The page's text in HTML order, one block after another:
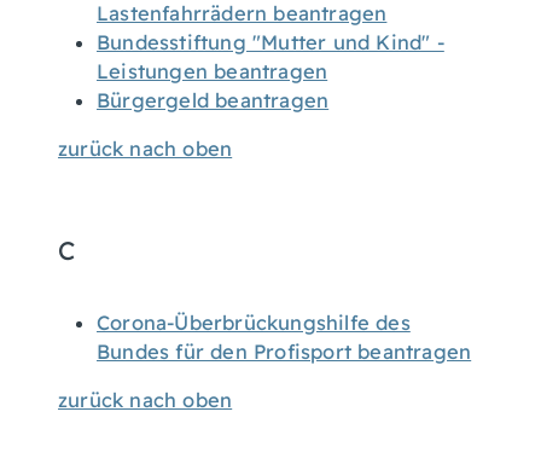
Lastenfahrrädern beantragen
Bundesstiftung "Mutter und Kind" -
Leistungen beantragen
Bürgergeld beantragen
zurück nach oben
C
Corona-Überbrückungshilfe des
Bundes für den Profisport beantragen
zurück nach oben